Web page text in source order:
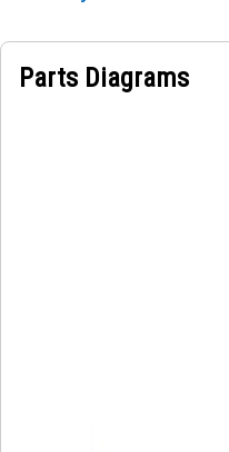
Parts Diagrams